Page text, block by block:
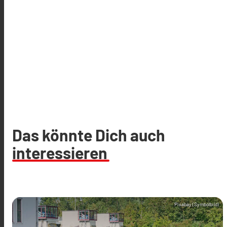
Das könnte Dich auch
interessieren
Pixabay (Symbolbild)